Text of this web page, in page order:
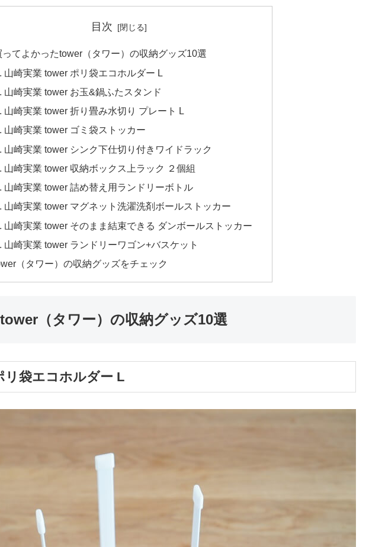
目次
ってよかったtower（タワー）の収納グッズ10選
山崎実業 tower ポリ袋エコホルダー L
山崎実業 tower お玉&鍋ふたスタンド
山崎実業 tower 折り畳み水切り プレート L
山崎実業 tower ゴミ袋ストッカー
山崎実業 tower シンク下仕切り付きワイドラック
山崎実業 tower 収納ボックス上ラック ２個組
山崎実業 tower 詰め替え用ランドリーボトル
山崎実業 tower マグネット洗濯洗剤ボールストッカー
山崎実業 tower そのまま結束できる ダンボールストッカー
山崎実業 tower ランドリーワゴン+バスケット
（タワー）の収納グッズをチェック
（タワー）の収納グッズ10選
リ袋エコホルダー L